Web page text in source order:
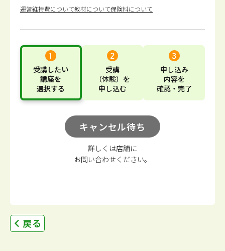
運営維持費について教材について保険料について
受講したい
講座を
選択する
受講
（体験） を
申し込む
申し込み
内容を
確認・完了
キャンセル待ち
詳しくは店舗に
お問い合わせください。
戻る